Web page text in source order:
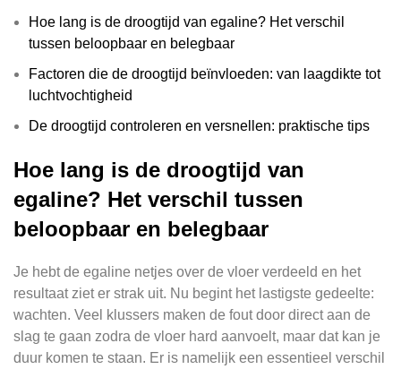
Hoe lang is de droogtijd van egaline? Het verschil
tussen beloopbaar en belegbaar
Factoren die de droogtijd beïnvloeden: van laagdikte tot
luchtvochtigheid
De droogtijd controleren en versnellen: praktische tips
Hoe lang is de droogtijd van
egaline? Het verschil tussen
beloopbaar en belegbaar
Je hebt de egaline netjes over de vloer verdeeld en het
resultaat ziet er strak uit. Nu begint het lastigste gedeelte:
wachten. Veel klussers maken de fout door direct aan de
slag te gaan zodra de vloer hard aanvoelt, maar dat kan je
duur komen te staan. Er is namelijk een essentieel verschil